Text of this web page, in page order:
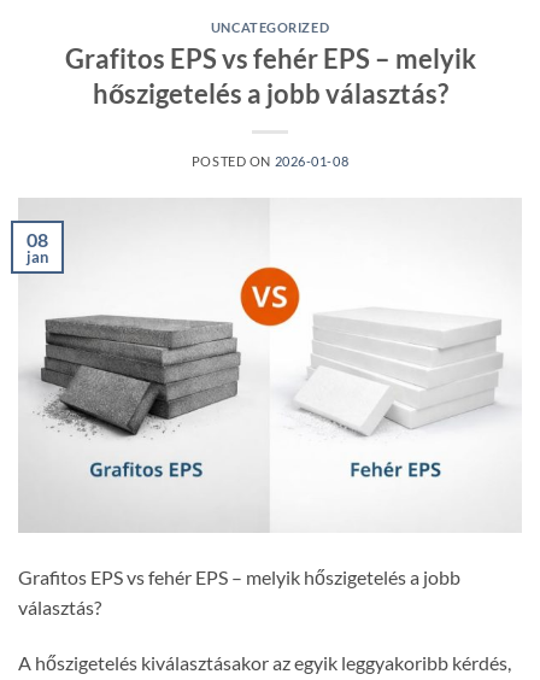
UNCATEGORIZED
Grafitos EPS vs fehér EPS – melyik
hőszigetelés a jobb választás?
POSTED ON 2026-01-08
08
jan
Grafitos EPS vs fehér EPS – melyik hőszigetelés a jobb
választás?
A hőszigetelés kiválasztásakor az egyik leggyakoribb kérdés,